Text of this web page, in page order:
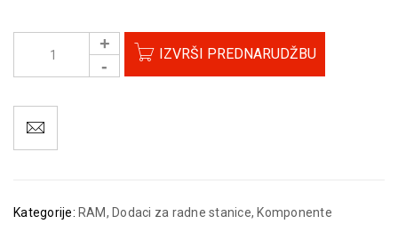
IZVRŠI PREDNARUDŽBU
Kategorije: RAM, Dodaci za radne stanice, Komponente